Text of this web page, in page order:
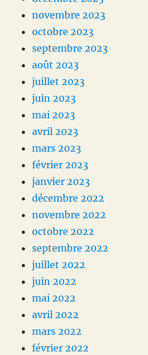
novembre 2023
octobre 2023
septembre 2023
août 2023
juillet 2023
juin 2023
mai 2023
avril 2023
mars 2023
février 2023
janvier 2023
décembre 2022
novembre 2022
octobre 2022
septembre 2022
juillet 2022
juin 2022
mai 2022
avril 2022
mars 2022
février 2022